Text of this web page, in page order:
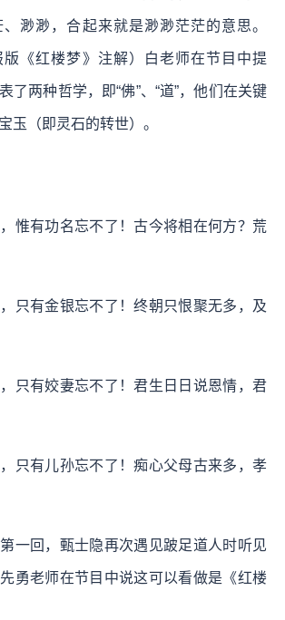
渺渺，合起来就是渺渺茫茫的意思。
版《红楼梦》注解）白老师在节目中提
了两种哲学，即“佛”、“道”，他们在关键
玉（即灵石的转世）。
惟有功名忘不了！古今将相在何方？荒
只有金银忘不了！终朝只恨聚无多，及
只有姣妻忘不了！君生日日说恩情，君
只有儿孙忘不了！痴心父母古来多，孝
一回，甄士隐再次遇见跛足道人时听见
勇老师在节目中说这可以看做是《红楼